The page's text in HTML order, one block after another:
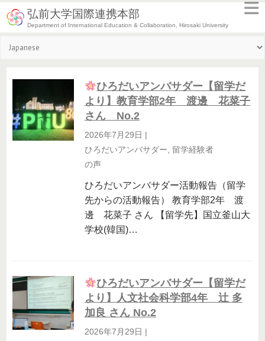
弘前大学国際連携本部
Department of International Education & Collaboration, Hirosaki University
ひろだいアンバサダー【留学だ
より】教育学部2年 渡邊 花菜子
さん No.2
2026年7月29日 |
ひろだいアンバサダー
留学経験者
の声
ひろだいアンバサダー活動報告（留学
先からの活動報告） 教育学部2年 渡
邊 花菜子 さん 【留学先】国立釜山大
学校(韓国)…
ひろだいアンバサダー【留学だ
より】人文社会科学部4年 辻 多
加良 さん No.2
2026年7月29日 |